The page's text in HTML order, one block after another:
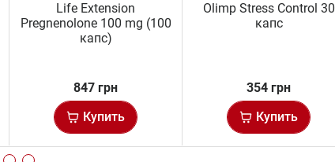
Life Extension
Pregnenolone 100 mg (100
капс)
847 грн
Купить
Olimp Stress Control 30
капс
354 грн
Купить